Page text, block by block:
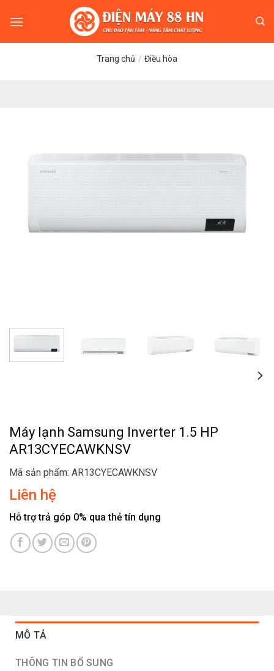
Trang chủ / Điều hòa
Máy lạnh Samsung Inverter 1.5 HP
AR13CYECAWKNSV
Mã sản phẩm: AR13CYECAWKNSV
Liên hệ
Hỗ trợ trả góp 0% qua thẻ tín dụng
MÔ TẢ
THÔNG TIN BỔ SUNG